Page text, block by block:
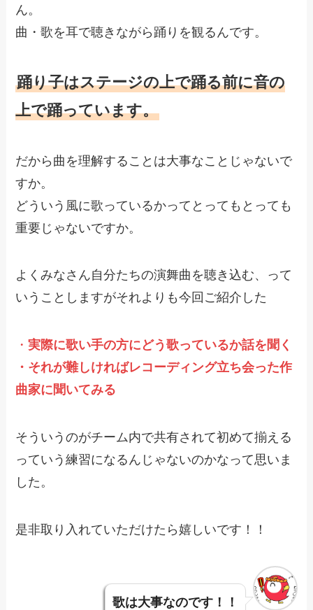
ん。
曲・歌を耳で聴きながら踊りを観るんです。
踊り子はステージの上で踊る前に音の
上で踊っています。
だから曲を理解することは大事なことじゃないで
すか。
どういう風に歌っているかってとってもとっても
重要じゃないですか。
よくみなさん自分たちの演舞曲を聴き込む、って
いうことしますがそれよりも今回ご紹介した
・実際に歌い手の方にどう歌っているか話を聞く
・それが難しければレコーディング立ち会った作
曲家に聞いてみる
そういうのがチーム内で共有されて初めて揃える
っていう練習になるんじゃないのかなって思いま
した。
是非取り入れていただけたら嬉しいです！！
歌は大事なのです！！